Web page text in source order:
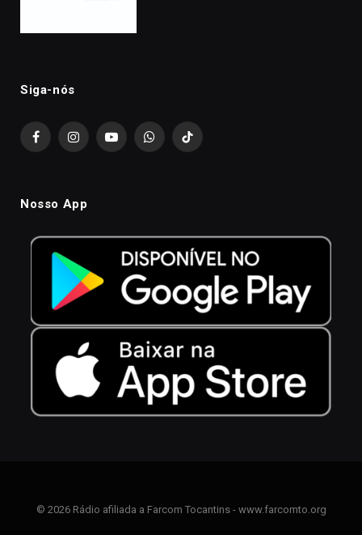
Siga-nós
FacebookInstagramYouTubeWhatsAppTikTok
Nosso App
© 2026 Rádio afiliada a Farcom Tocantins - www.farcomto.org